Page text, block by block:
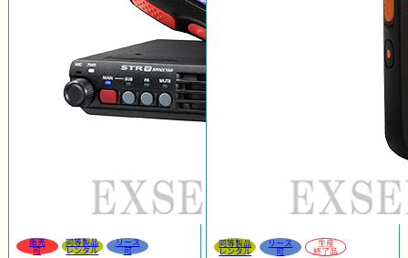
販売
可
同等製品
レンタル
リース
可
同等製品
レンタル
リース
可
生産
終了品